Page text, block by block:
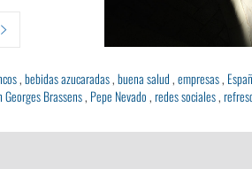
, bebidas azucaradas, buena salud , empresas,
Brassens, Pepe Nevado,redes sociales,